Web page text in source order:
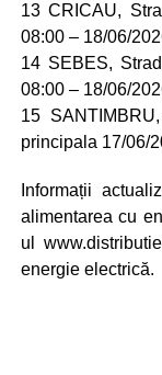
13 CRICAU,
08:00 – 18/06/
14 SEBES,
08:00 – 18/06/
15
principala 17/06/
Informații
alimentarea cu
ul
energie electrică.